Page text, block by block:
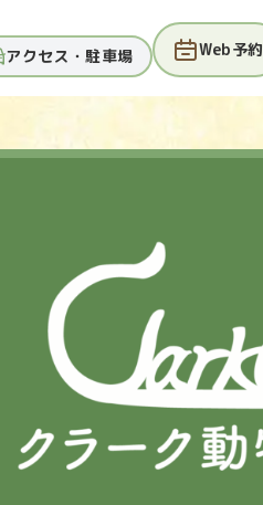
アクセス・駐車場 Web予約